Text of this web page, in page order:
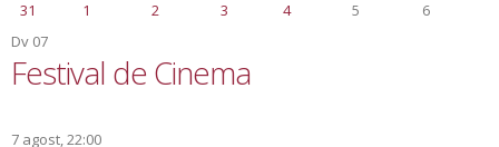
31
1 2 3 4 5
6
Dv 07
Festival de Cinema
7 agost, 22:00